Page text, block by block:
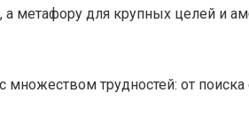
метафору для крупных целей и
трудностей: от